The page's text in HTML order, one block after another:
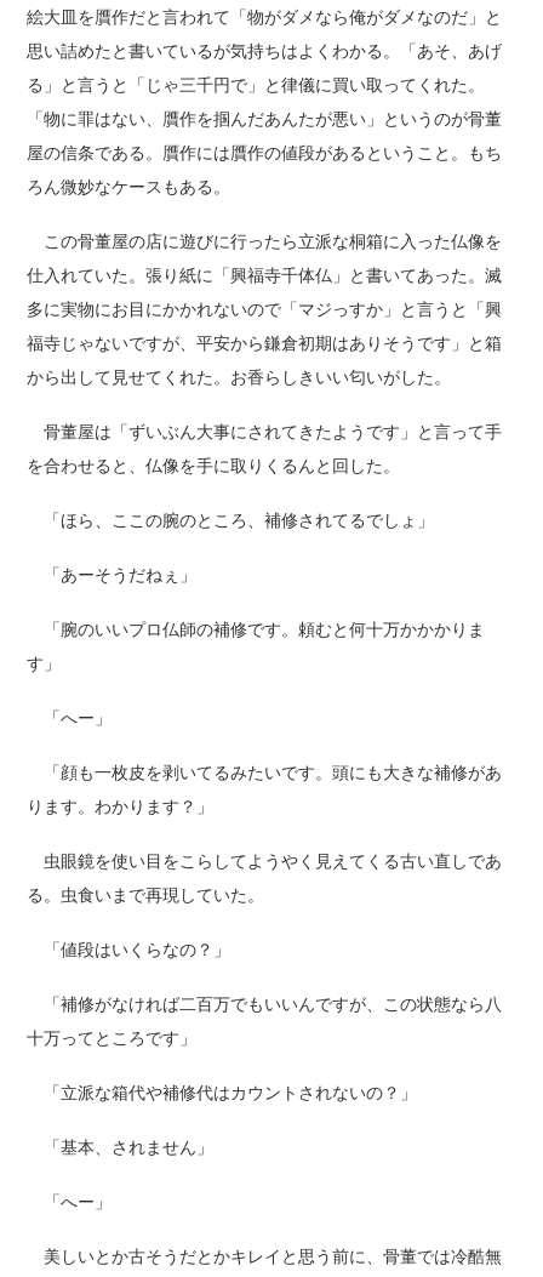
絵大皿を贋作だと言われて「物がダメなら俺がダメなのだ」と
思い詰めたと書いているが気持ちはよくわかる。「あそ、あげ
る」と言うと「じゃ三千円で」と律儀に買い取ってくれた。
「物に罪はない、贋作を掴んだあんたが悪い」というのが骨董
屋の信条である。贋作には贋作の値段があるということ。もち
ろん微妙なケースもある。
この骨董屋の店に遊びに行ったら立派な桐箱に入った仏像を
仕入れていた。張り紙に「興福寺千体仏」と書いてあった。滅
多に実物にお目にかかれないので「マジっすか」と言うと「興
福寺じゃないですが、平安から鎌倉初期はありそうです」と箱
から出して見せてくれた。お香らしきいい匂いがした。
骨董屋は「ずいぶん大事にされてきたようです」と言って手
を合わせると、仏像を手に取りくるんと回した。
「ほら、ここの腕のところ、補修されてるでしょ」
「あーそうだねぇ」
「腕のいいプロ仏師の補修です。頼むと何十万かかかりま
す」
「へー」
「顔も一枚皮を剥いてるみたいです。頭にも大きな補修があ
ります。わかります？」
虫眼鏡を使い目をこらしてようやく見えてくる古い直しであ
る。虫食いまで再現していた。
「値段はいくらなの？」
「補修がなければ二百万でもいいんですが、この状態なら八
十万ってところです」
「立派な箱代や補修代はカウントされないの？」
「基本、されません」
「へー」
美しいとか古そうだとかキレイと思う前に、骨董では冷酷無